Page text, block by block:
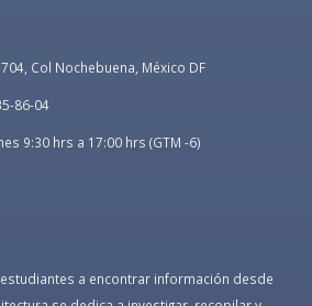
Col Nochebuena, México DF
86-04
9:30 hrs a 17:00 hrs (GTM -6)
a encontrar información desde